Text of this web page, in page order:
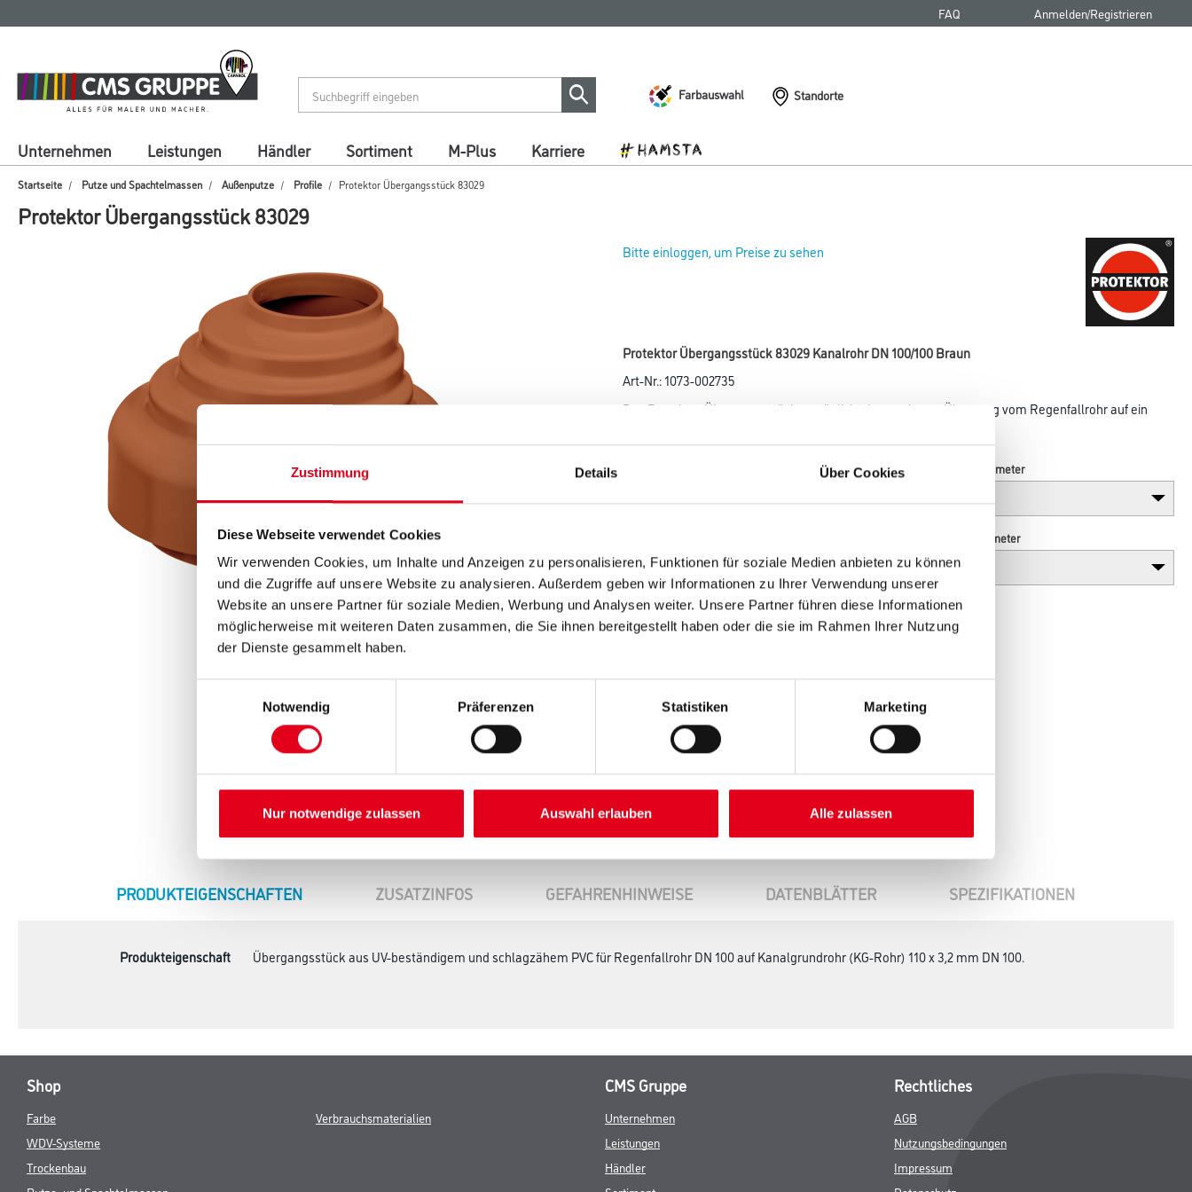
Zustimmung Details Über Cookies
Diese Webseite verwendet Cookies
Wir verwenden Cookies, um Inhalte und Anzeigen zu personalisieren, Funktionen für soziale Medien anbieten zu können
und die Zugriffe auf unsere Website zu analysieren. Außerdem geben wir Informationen zu Ihrer Verwendung unserer
Website an unsere Partner für soziale Medien, Werbung und Analysen weiter. Unsere Partner führen diese Informationen
möglicherweise mit weiteren Daten zusammen, die Sie ihnen bereitgestellt haben oder die sie im Rahmen Ihrer Nutzung
der Dienste gesammelt haben.
Notwendig
Präferenzen Statistiken Marketing
Nur notwendige zulassen Auswahl erlauben Alle zulassen
springen
springen
FAQ Anmelden/Registrieren
Farbauswahl Standorte
Unternehmen Leistungen Händler Sortiment M-Plus Karriere
Startseite Putze und Spachtelmassen Außenputze Profile Protektor Übergangsstück 83029
Protektor Übergangsstück 83029
Bitte einloggen, um Preise zu sehen
Protektor Übergangsstück 83029 Kanalrohr DN 100/100 Braun
Art-Nr.:1073-002735
Das Protektor Übergangsstück ermöglicht den sauberen Übergang vom Regenfallrohr auf ein
Länge in centimeter
Höhe in centimeter
Gebinde
Umrechnungsfaktoren
CURRENT
PRODUKTEIGENSCHAFTEN ZUSATZINFOS GEFAHRENHINWEISE DATENBLÄTTER SPEZIFIKATIONEN
Produkteigenschaft Übergangsstück aus UV-beständigem und schlagzähem PVC für Regenfallrohr DN 100 auf Kanalgrundrohr (KG-Rohr) 110 x 3,2 mm DN 100.
Shop
Farbe
WDV-Systeme
Trockenbau
Verbrauchsmaterialien
CMS Gruppe
Unternehmen
Leistungen
Händler
Rechtliches
AGB
Nutzungsbedingungen
Impressum